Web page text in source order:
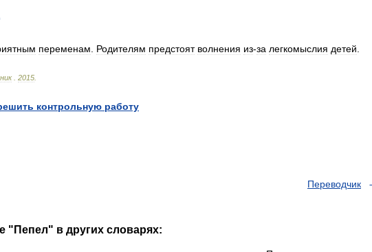
переменам Родителям предстоят волнения из-за легкомыслия детей
2015
контрольную работу
Переводчик
"Пепел" в других словарях: